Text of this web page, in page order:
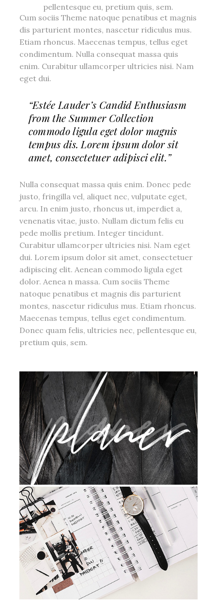
pellentesque eu, pretium quis, sem.
Cum sociis Theme natoque penatibus et magnis
dis parturient montes, nascetur ridiculus mus.
Etiam rhoncus. Maecenas tempus, tellus eget
condimentum. Nulla consequat massa quis
enim. Curabitur ullamcorper ultricies nisi. Nam
eget dui.
“Estée Lauder’s Candid Enthusiasm
from the Summer Collection
commodo ligula eget dolor magnis
tempus dis. Lorem ipsum dolor sit
amet, consectetuer adipisci elit.”
Nulla consequat massa quis enim. Donec pede
justo, fringilla vel, aliquet nec, vulputate eget,
arcu. In enim justo, rhoncus ut, imperdiet a,
venenatis vitae, justo. Nullam dictum felis eu
pede mollis pretium. Integer tincidunt.
Curabitur ullamcorper ultricies nisi. Nam eget
dui. Lorem ipsum dolor sit amet, consectetuer
adipiscing elit. Aenean commodo ligula eget
dolor. Aenea n massa. Cum sociis Theme
natoque penatibus et magnis dis parturient
montes, nascetur ridiculus mus. Etiam rhoncus.
Maecenas tempus, tellus eget condimentum.
Donec quam felis, ultricies nec, pellentesque eu,
pretium quis, sem.